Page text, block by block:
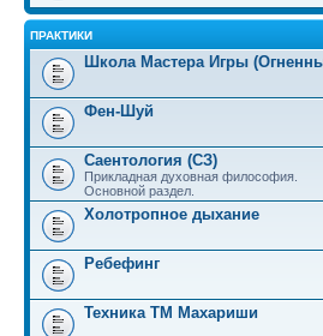
ПРАКТИКИ
Школа Мастера Игры
Фен-Шуй
Саентология (СЗ)
Прикладная духовная философия.
Основной раздел.
Холотропное дыхание
Ребефинг
Техника ТМ Махариши